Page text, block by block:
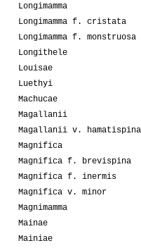
Longimamma
Longimamma f. cristata
Longimamma f. monstruosa
Longithele
Louisae
Luethyi
Machucae
Magallanii
Magallanii v. hamatispina
Magnifica
Magnifica f. brevispina
Magnifica f. inermis
Magnifica v. minor
Magnimamma
Mainae
Mainiae